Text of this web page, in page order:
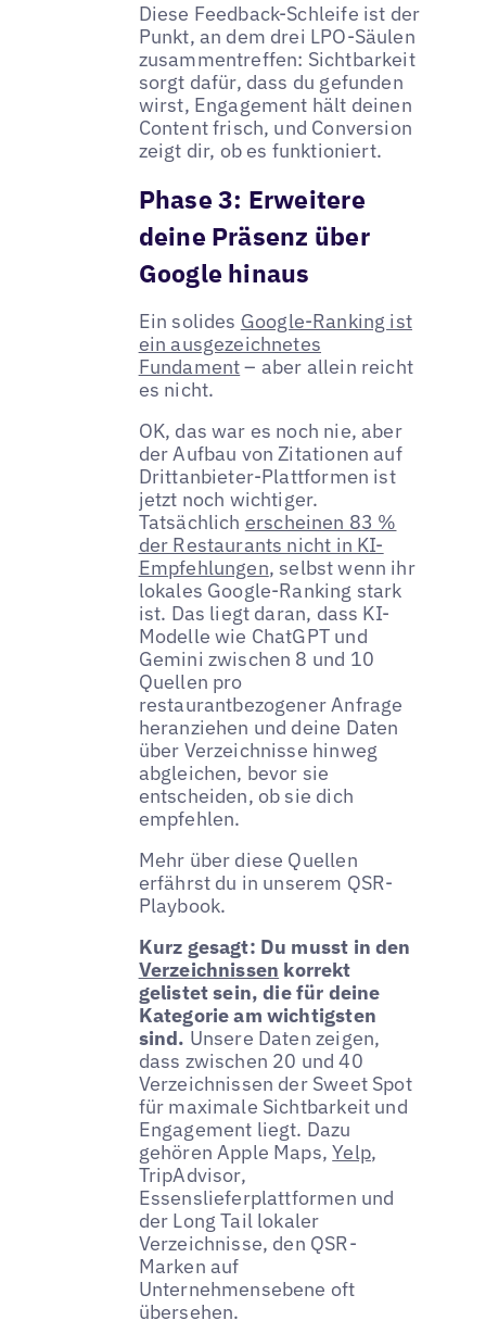
Diese Feedback-Schleife ist der
Punkt, an dem drei LPO-Säulen
zusammentreffen: Sichtbarkeit
sorgt dafür, dass du gefunden
wirst, Engagement hält deinen
Content frisch, und Conversion
zeigt dir, ob es funktioniert.
Phase 3: Erweitere
deine Präsenz über
Google hinaus
Ein solides Google-Ranking ist
ein ausgezeichnetes
Fundament– aber allein reicht
es nicht.
OK, das war es noch nie, aber
der Aufbau von Zitationen auf
Drittanbieter-Plattformen ist
jetzt noch wichtiger.
Tatsächlich erscheinen 83 %
der Restaurants nicht in KI-
Empfehlungen, selbst wenn ihr
lokales Google-Ranking stark
ist. Das liegt daran, dass KI-
Modelle wie ChatGPT und
Gemini zwischen 8 und 10
Quellen pro
restaurantbezogener Anfrage
heranziehen und deine Daten
über Verzeichnisse hinweg
abgleichen, bevor sie
entscheiden, ob sie dich
empfehlen.
Mehr über diese Quellen
erfährst du in unserem QSR-
Playbook.
Kurz gesagt: Du musst in den
Verzeichnissen korrekt
gelistet sein, die für deine
Kategorie am wichtigsten
sind. Unsere Daten zeigen,
dass zwischen 20 und 40
Verzeichnissen der Sweet Spot
für maximale Sichtbarkeit und
Engagement liegt. Dazu
gehören Apple Maps,Yelp,
TripAdvisor,
Essenslieferplattformen und
der Long Tail lokaler
Verzeichnisse, den QSR-
Marken auf
Unternehmensebene oft
übersehen.